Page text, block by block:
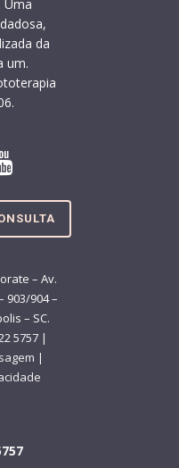
Uma
da
um.
– Av.
903/904 –
– SC.
5757 |
|